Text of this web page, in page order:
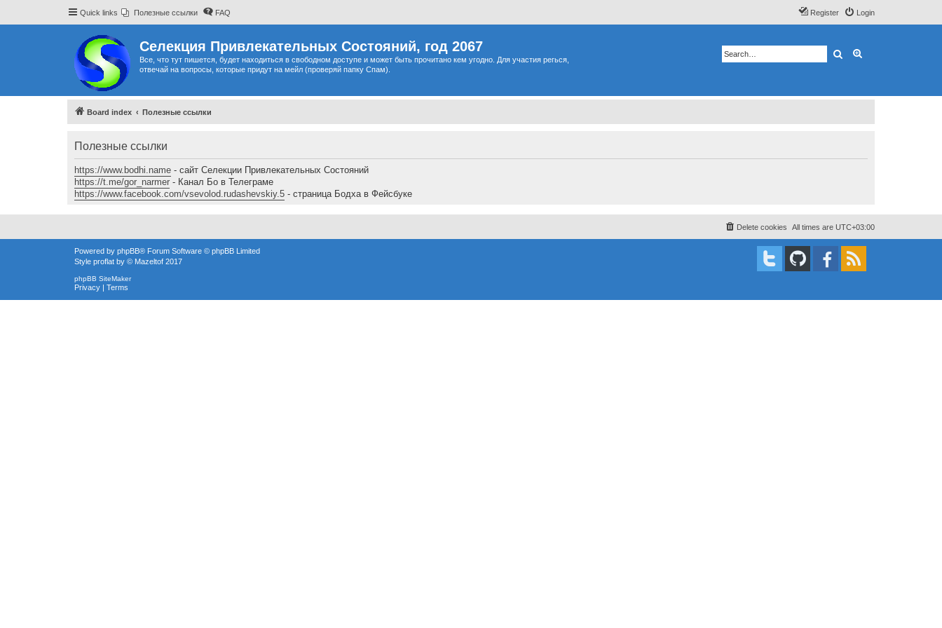
Quick links Полезные ссылки FAQ Login
Register
Селекция Привлекательных Состояний, год 2067
Все, что тут пишется, будет находиться в свободном доступе и может быть прочитано кем угодно. Для участия регься,
отвечай на вопросы, которые придут на мейл (проверяй папку Спам).
Search
Board index Полезные ссылки
Полезные ссылки
https://www.bodhi.name - сайт Селекции Привлекательных Состояний
https://t.me/gor_narmer - Канал Бо в Телеграме
https://www.facebook.com/vsevolod.rudashevskiy.5 - страница Бодха в Фейсбуке
All times are UTC+03:00
Delete cookies
Powered by phpBB® Forum Software © phpBB Limited
Style proflat by © Mazeltof 2017
phpBB SiteMaker
Privacy | Terms